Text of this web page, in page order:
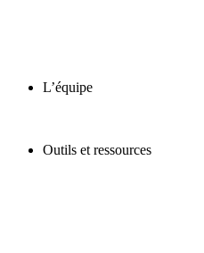
L’équipe
Outils et ressources